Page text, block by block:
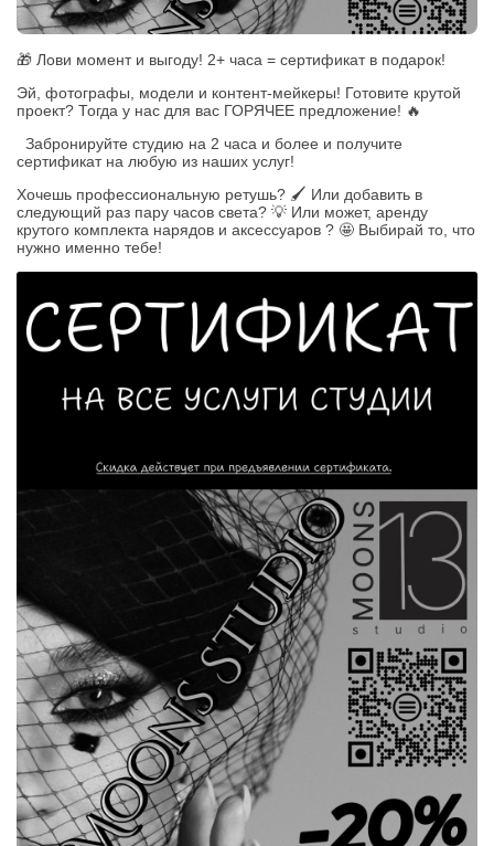
🎁 Лови момент и выгоду! 2+ часа = сертификат в подарок!
Эй, фотографы, модели и контент-мейкеры! Готовите крутой
проект? Тогда у нас для вас ГОРЯЧЕЕ предложение! 🔥
Забронируйте студию на 2 часа и более и получите
сертификат на любую из наших услуг!
Хочешь профессиональную ретушь? 🖌️ Или добавить в
следующий раз пару часов света? 💡 Или может, аренду
крутого комплекта нарядов и аксессуаров ? 🤩 Выбирай то, что
нужно именно тебе!